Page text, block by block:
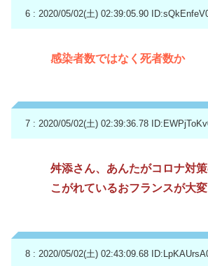
6 : 2020/05/02(土) 02:39:05.90
感染者数ではなく死者数か
7 : 2020/05/02(土) 02:39:36.78
舛添さん、あんたがコロナ対
こがれているおフランスが大
8 : 2020/05/02(土) 02:43:09.68